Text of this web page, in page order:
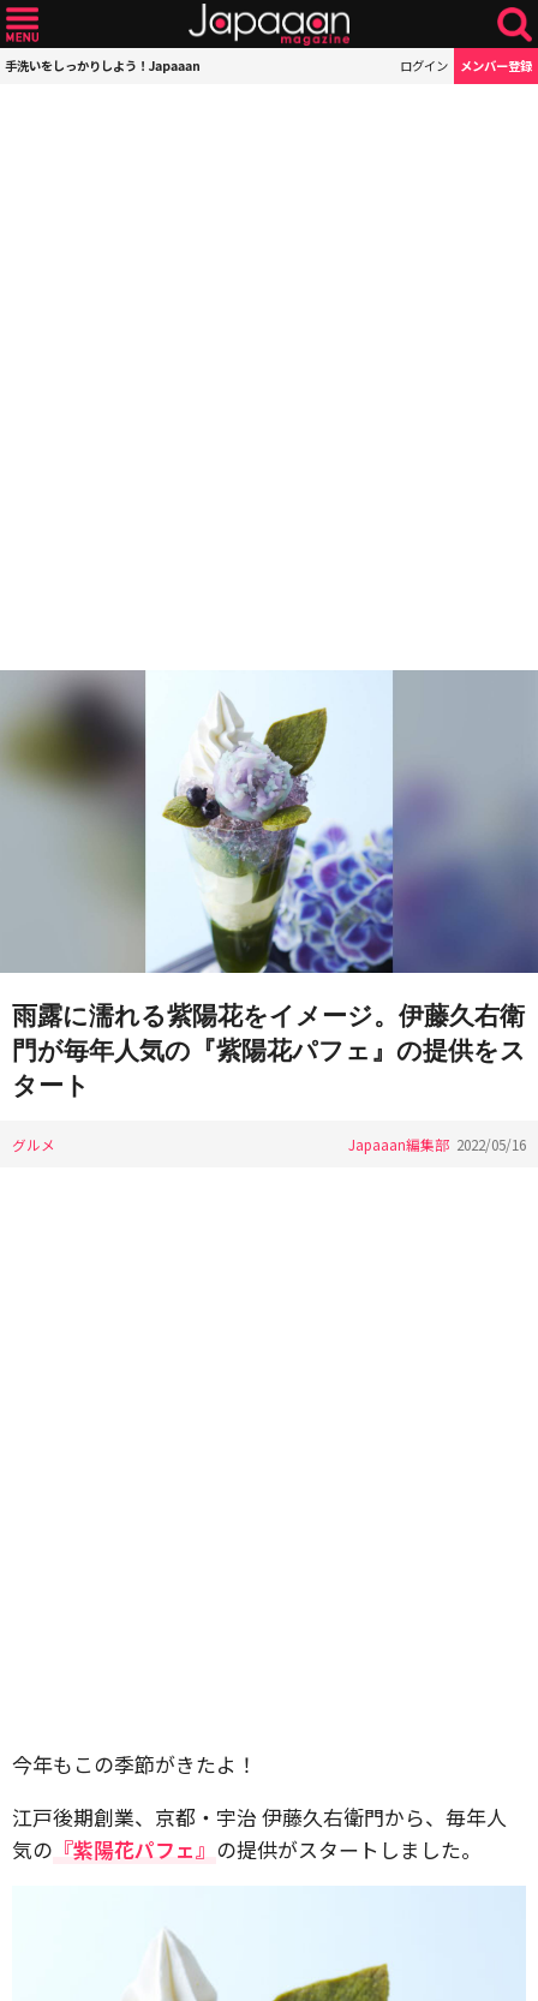
手洗いをしっかりしよう！Japaaan ログイン メンバー登録
雨露に濡れる紫陽花をイメージ。伊藤久右衛
門が毎年人気の『紫陽花パフェ』の提供をス
タート
グルメ Japaaan編集部 2022/05/16
今年もこの季節がきたよ！
江戸後期創業、京都・宇治 伊藤久右衛門から、毎年人
気の 『紫陽花パフェ』 の提供がスタートしました。